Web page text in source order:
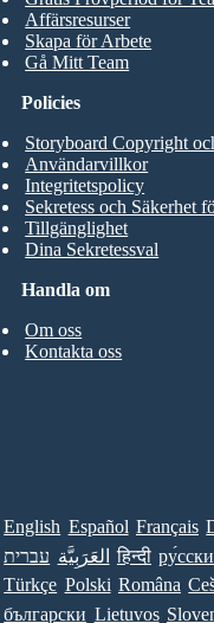
Affärsresurser
Skapa för Arbete
Gå Mitt Team
Handla om
Om oss
Kontakta oss
Policies
Storyboard Copyright
Användarvillkor
Integritetspolicy
Sekretess och Säkerhet
Tillgänglighet
Dina Sekretessval
English Español Français
עברית العَرَبِيَّة हिन्दी
Türkçe Polski Româna
български Lietuvos